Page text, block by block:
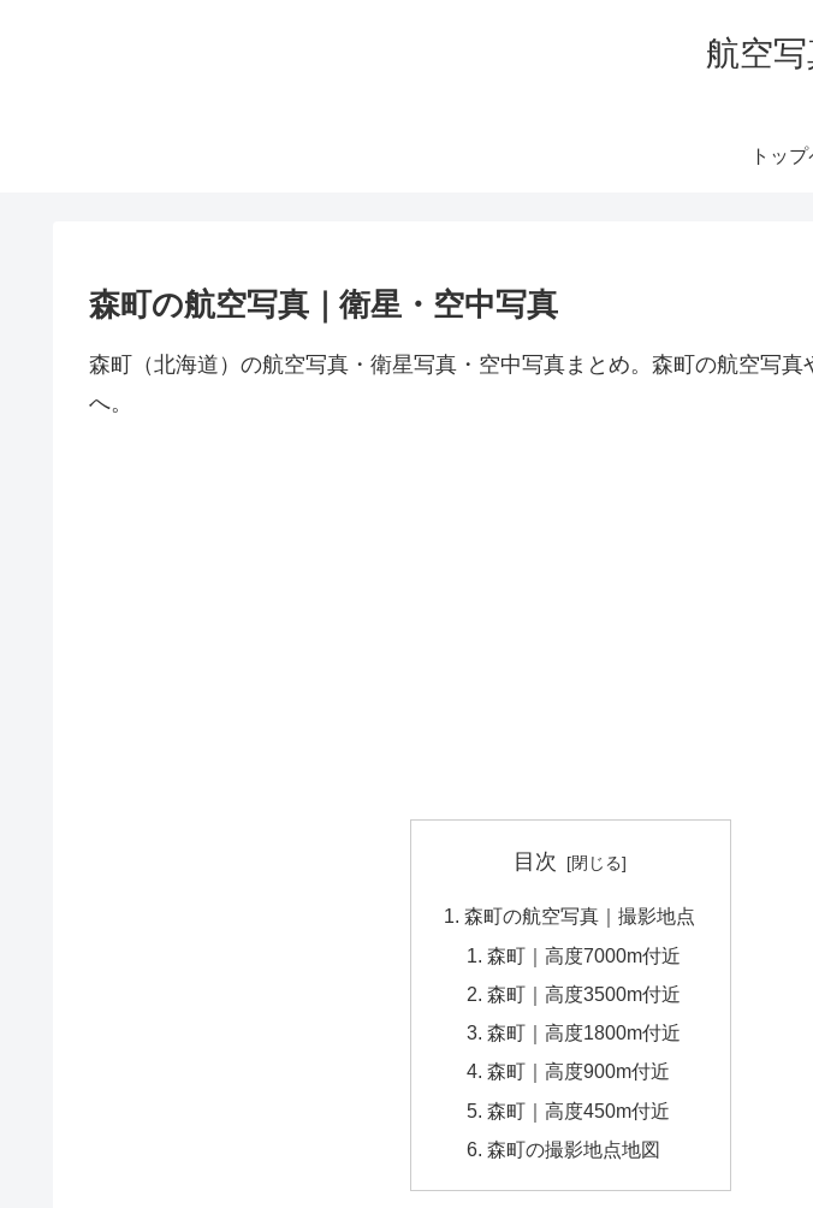
航空
トッ
森町の航空写真｜衛星・空中写真
森町（北海道）の航空写真・衛星写真・空中写真まとめ。森町の航空写真
へ。
目次
森町の航空写真｜撮影地点
森町｜高度7000m付近
森町｜高度3500m付近
森町｜高度1800m付近
森町｜高度900m付近
森町｜高度450m付近
森町の撮影地点地図